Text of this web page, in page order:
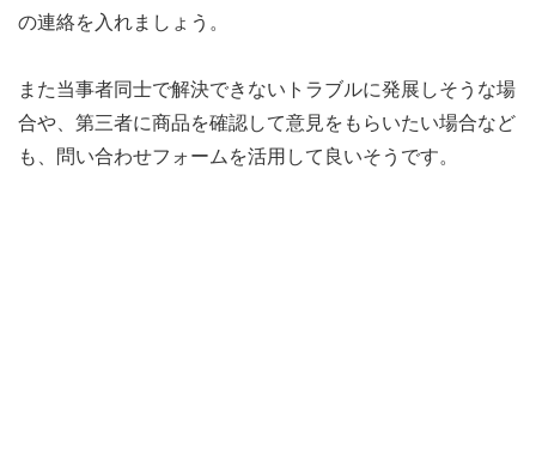
の連絡を入れましょう。
また当事者同士で解決できないトラブルに発展しそうな場
合や、第三者に商品を確認して意見をもらいたい場合など
も、問い合わせフォームを活用して良いそうです。